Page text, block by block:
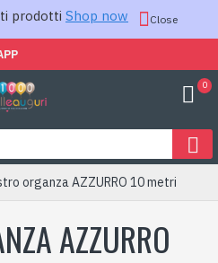
prodotti Shop now Close
0
organza AZZURRO 10 metri
AZZURRO